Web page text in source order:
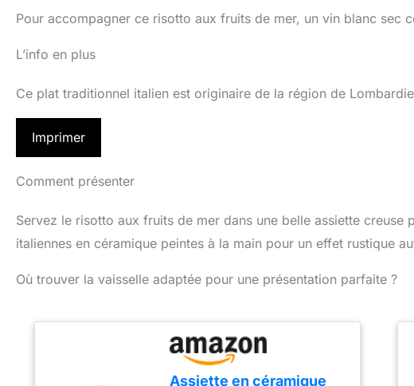
Pour accompagner ce risotto aux fruits de mer, un vin blanc sec
L’info en plus
Ce plat traditionnel italien est originaire de la région de
Imprimer
Comment présenter
Servez le risotto aux fruits de mer dans une belle assiette creuse
italiennes en céramique peintes à la main pour un effet rustique
Où trouver la vaisselle adaptée pour une présentation parfaite ?
Assiette en céramique